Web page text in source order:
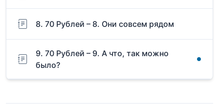
8. 70 Рублей – 8. Они совсем рядом
9. 70 Рублей – 9. А что, так можно
было?